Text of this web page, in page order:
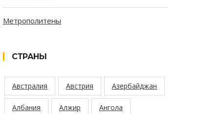
Метрополитены
СТРАНЫ
Австралия Австрия Азербайджан
Албания Алжир Ангола